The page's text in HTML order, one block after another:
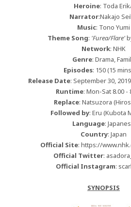
Heroine: Toda
Narrator:Nakajo
Music: Tono Yumi
Theme Song: 'Furea/Flare'
Network: NHK
Genre: Drama,
Episodes: 150 (15
Release Date: September 30,
Runtime: Mon-Sat 8.00 -
Replace: Natsuzora
Followed by: Eru (Kubota
Language:
Country: Japan
Official Site: https://
Official Twitter:
Official Instagram:
SYNOPSIS